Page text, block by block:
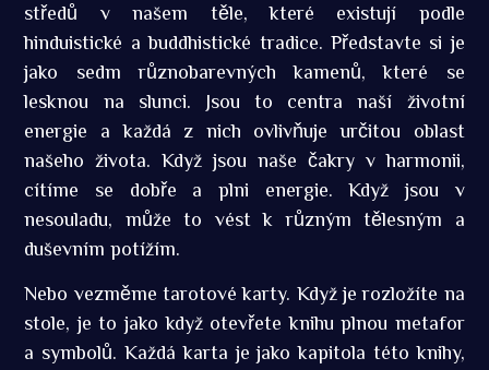
středů v našem těle, které existují podle
hinduistické a buddhistické tradice. Představte si je
jako sedm různobarevných kamenů, které se
lesknou na slunci. Jsou to centra naší životní
energie a každá z nich ovlivňuje určitou oblast
našeho života. Když jsou naše čakry v harmonii,
cítíme se dobře a plni energie. Když jsou v
nesouladu, může to vést k různým tělesným a
duševním potížím.
Nebo vezměme tarotové karty. Když je rozložíte na
stole, je to jako když otevřete knihu plnou metafor
a symbolů. Každá karta je jako kapitola této knihy,